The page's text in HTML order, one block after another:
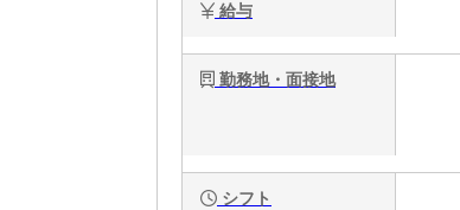
給与
勤務地・面接地
シフト